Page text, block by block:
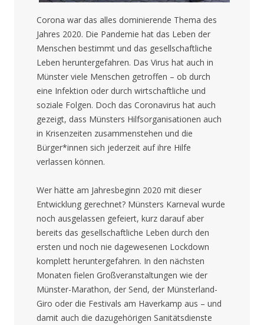
Corona war das alles dominierende Thema des
Jahres 2020. Die Pandemie hat das Leben der
Menschen bestimmt und das gesellschaftliche
Leben heruntergefahren. Das Virus hat auch in
Münster viele Menschen getroffen – ob durch
eine Infektion oder durch wirtschaftliche und
soziale Folgen. Doch das Coronavirus hat auch
gezeigt, dass Münsters Hilfsorganisationen auch
in Krisenzeiten zusammenstehen und die
Bürger*innen sich jederzeit auf ihre Hilfe
verlassen können.
Wer hätte am Jahresbeginn 2020 mit dieser
Entwicklung gerechnet? Münsters Karneval wurde
noch ausgelassen gefeiert, kurz darauf aber
bereits das gesellschaftliche Leben durch den
ersten und noch nie dagewesenen Lockdown
komplett heruntergefahren. In den nächsten
Monaten fielen Großveranstaltungen wie der
Münster-Marathon, der Send, der Münsterland-
Giro oder die Festivals am Haverkamp aus – und
damit auch die dazugehörigen Sanitätsdienste